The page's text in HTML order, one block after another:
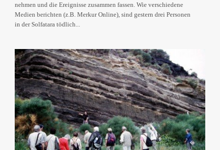
nehmen und die Ereignisse zusammen fassen. Wie verschiedene
Medien berichten (z.B. Merkur Online), sind gestern drei Personen
in der Solfatara tödlich...